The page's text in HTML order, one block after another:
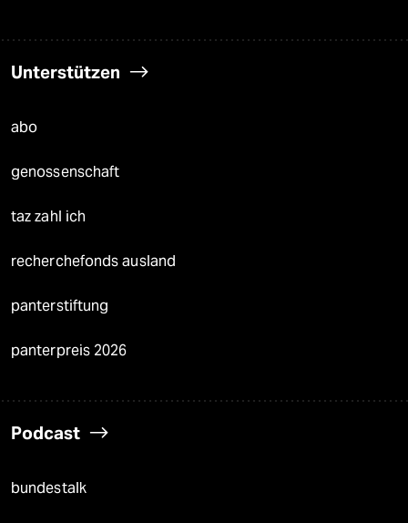
Unterstützen
abo
genossenschaft
taz zahl ich
recherchefonds ausland
panterstiftung
panterpreis 2026
Podcast
bundestalk